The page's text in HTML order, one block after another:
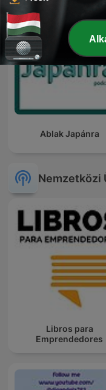
Ablak Japánra
Nemzetközi
Libros para
Emprendedores